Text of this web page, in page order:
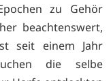
zu Gehör
beachtenswert,
seit einem Jahr
die selbe